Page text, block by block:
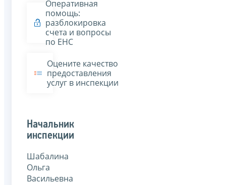
Оперативная
помощь:
разблокировка
счета и вопросы
по ЕНС
Оцените качество
предоставления
услуг в инспекции
Начальник
инспекции
Шабалина
Ольга
Васильевна